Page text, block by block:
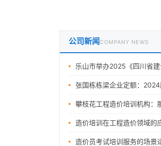
公司新闻 COMPANY NEWS
乐山市举办2025《四川省
攀枝花工程造价培训机构：
造价培训在工程造价领域的
造价员考试培训服务的场景